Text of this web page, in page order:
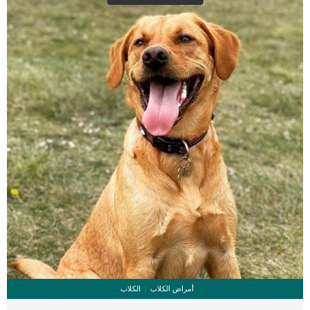
للقطة تجعلها تكون أكثر ثباتا عند وضعك للمرهم.قم بوضع انبوب المرهم فى الغرفة
العادية ولا يشترط وجوده فى مكان بارد او دافى. اقرأ ايضا: مشاكل عيون القطط
الصغيرة وعلاجها فعالية مرهم تيراميسين لعيون القطط […]
أمراض الكلاب الكلاب